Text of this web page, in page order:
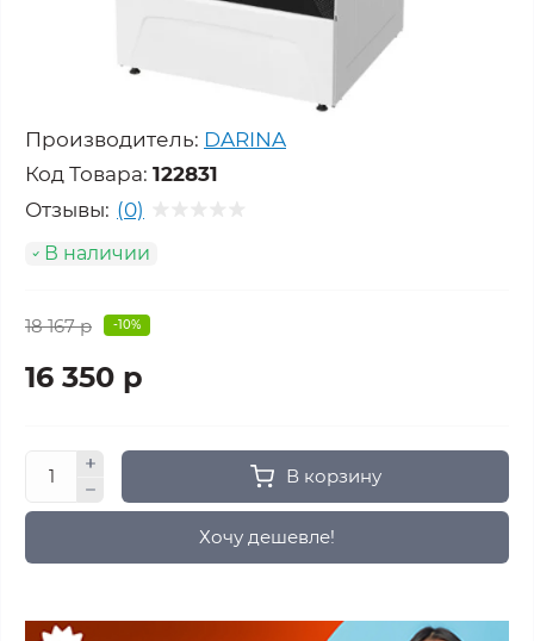
Производитель: DARINA
Код Товара: 122831
Отзывы: (0)
В наличии
18 167 р -10%
16 350 р
В корзину
Хочу дешевле!